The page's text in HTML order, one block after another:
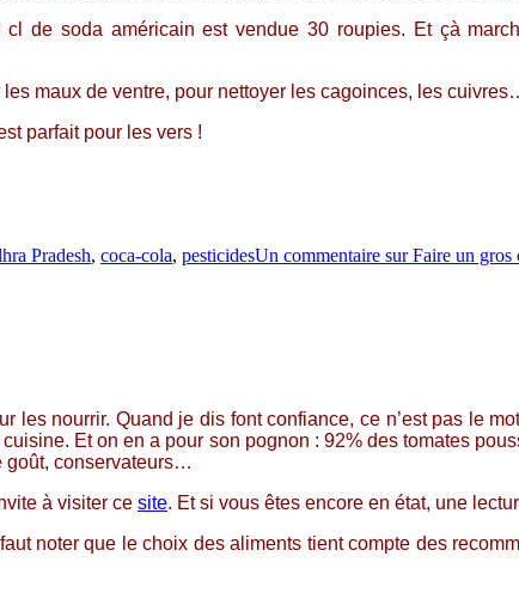
de soda américain est vendue 30 roupies. Et çà
maux de ventre, pour nettoyer les cagoinces, les
parfait pour les vers !
Pradesh, coca-cola, pesticidesUn commentaire sur Faire un gros
nourrir. Quand je dis font confiance, ce n’est pas le
Et on en a pour son pognon : 92% des tomates
goût, conservateurs…
à visiter ce site. Et si vous êtes encore en état, une
noter que le choix des aliments tient compte des